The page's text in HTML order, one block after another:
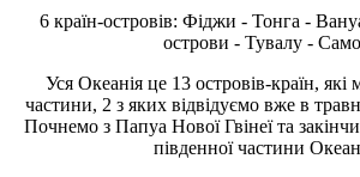
6 країн-островів: Фіджи - Тонга -
острови - Тувалу -
Уся Океанія це 13 островів-країн,
частини, 2 з яких відвідуємо вже в
Почнемо з Папуа Нової Гвінеї та
південної частини